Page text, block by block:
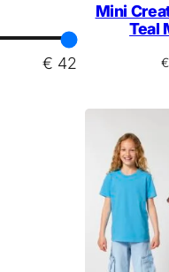
€ 42
Mini
Teal
€